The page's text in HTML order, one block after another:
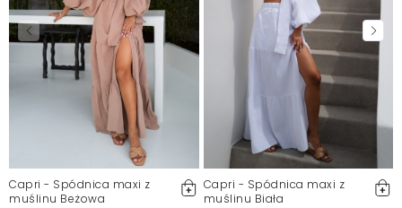
Capri - Spódnica maxi z
muślinu Beżowa
Capri - Spódnica maxi z
muślinu Biała